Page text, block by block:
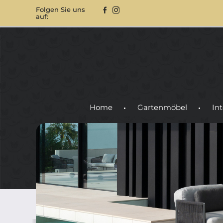
Folgen Sie uns
auf:
Home Gartenmöbel